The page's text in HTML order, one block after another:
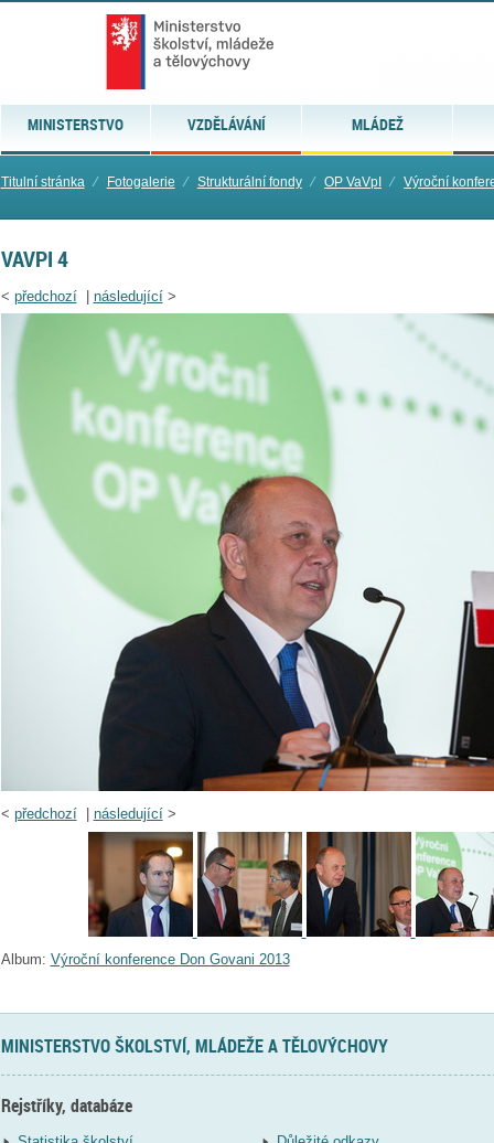
MINISTERSTVO VZDĚLÁVÁNÍ MLÁDEŽ
Titulní stránka ⁄ Fotogalerie ⁄ Strukturální fondy ⁄ OP VaVpI ⁄ Výroční
VAVPI 4
< předchozí| následující>
< předchozí| následující>
Album: Výroční konference Don Govani 2013
MINISTERSTVO ŠKOLSTVÍ, MLÁDEŽE A TĚLOVÝCHOVY
Rejstříky, databáze